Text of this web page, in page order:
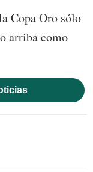
Copa Oro sólo
arriba como